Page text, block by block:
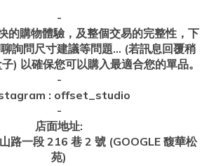
-
的購物體驗，及整個交易的完整性，下
詢問尺寸建議等問題... (若訊息回覆稍
) 以確保您可以購入最適合您的單品。
-
: offset_studio
-
店面地址:
路一段 216 巷 2 號 (GOOGLE 馥華松
苑)